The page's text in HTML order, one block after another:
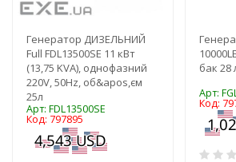
Генератор ДИЗЕЛЬНИЙ
Full FDL13500SE 11 кВт
(13,75 KVA), однофазний
220V, 50Hz, об&apos,єм
25л
Арт: FDL13500SE
Код: 797895
бак 28
Арт:
Код: